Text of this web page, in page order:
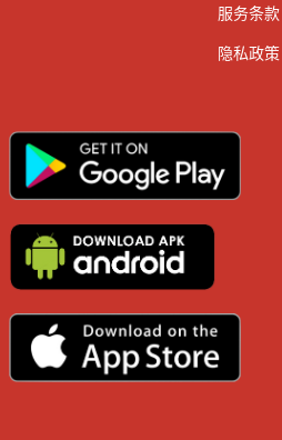
服务条款
隐私政策